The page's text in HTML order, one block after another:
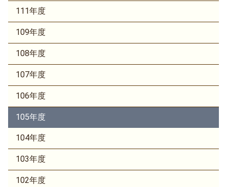
111年度
109年度
108年度
107年度
106年度
105年度
104年度
103年度
102年度